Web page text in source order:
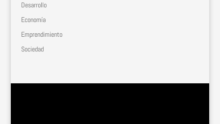
Desarrollo
Economía
Emprendimiento
Sociedad